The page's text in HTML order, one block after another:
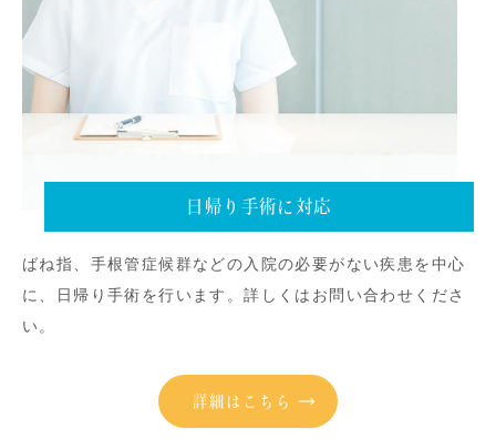
日帰り手術に対応
ばね指、手根管症候群などの入院の必要がない疾患を中心
に、日帰り手術を行います。詳しくはお問い合わせくださ
い。
詳細はこちら